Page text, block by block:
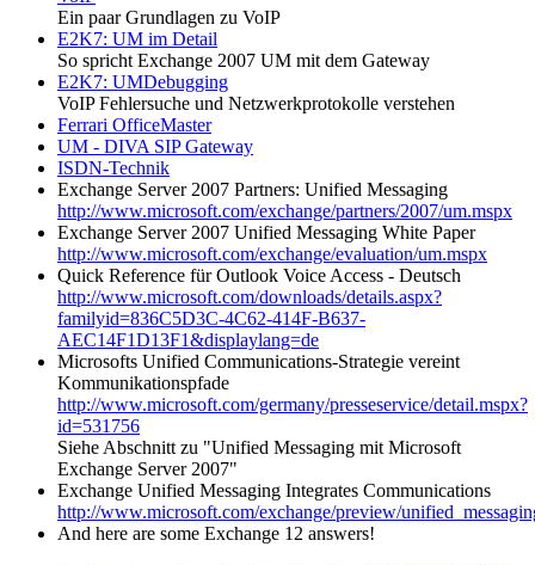
Ein paar Grundlagen zu VoIP
E2K7: UM im Detail
So spricht Exchange 2007 UM mit dem Gateway
E2K7: UMDebugging
VoIP Fehlersuche und Netzwerkprotokolle verstehen
Ferrari OfficeMaster
UM - DIVA SIP Gateway
ISDN-Technik
Exchange Server 2007 Partners: Unified Messaging
http://www.microsoft.com/exchange/partners/2007/um.mspx
Exchange Server 2007 Unified Messaging White Paper
http://www.microsoft.com/exchange/evaluation/um.mspx
Quick Reference für Outlook Voice Access - Deutsch
http://www.microsoft.com/downloads/details.aspx?
familyid=836C5D3C-4C62-414F-B637-
AEC14F1D13F1&displaylang=de
Microsofts Unified Communications-Strategie vereint
Kommunikationspfade
http://www.microsoft.com/germany/presseservice/detail.mspx?
id=531756
Siehe Abschnitt zu "Unified Messaging mit Microsoft
Exchange Server 2007"
Exchange Unified Messaging Integrates Communications
http://www.microsoft.com/exchange/preview/
And here are some Exchange 12 answers!